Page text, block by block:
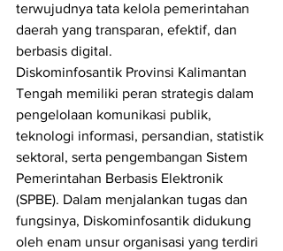
terwujudnya tata kelola pemerintahan
daerah yang transparan, efektif, dan
berbasis digital.
Diskominfosantik Provinsi Kalimantan
Tengah memiliki peran strategis dalam
pengelolaan komunikasi publik,
teknologi informasi, persandian, statistik
sektoral, serta pengembangan Sistem
Pemerintahan Berbasis Elektronik
(SPBE). Dalam menjalankan tugas dan
fungsinya, Diskominfosantik didukung
oleh enam unsur organisasi yang terdiri